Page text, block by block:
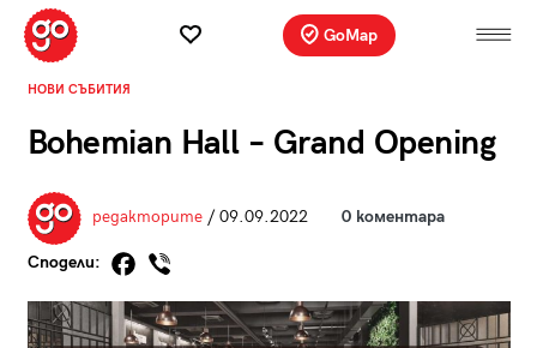
GoMap
НОВИ СЪБИТИЯ
Bohemian Hall – Grand Opening
редакторите/ 09.09.2022 0 коментара
Сподели: